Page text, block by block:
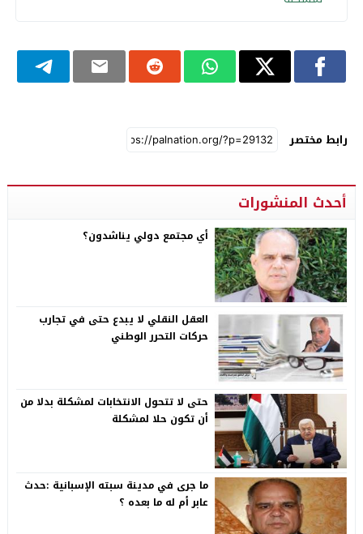
رابط مختصر
أحدث المنشورات
أي مجتمع دولي يناشدون؟
العقل النقلي لا يبدع حتى في تجارب
حركات التحرر الوطني
حتى لا تتحول الانتخابات لمشكلة بدلا من
أن تكون حلا لمشكلة
ما جرى في مدينة سبته الإسبانية :حدث
عابر أم له ما بعده ؟